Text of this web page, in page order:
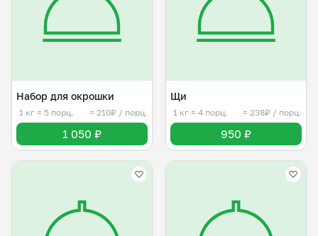
Набор для окрошки
1 кг ≈ 5 порц. ≈ 210₽ / порц.
1 050 ₽
Щи
1 кг ≈ 4 порц. ≈ 238₽ / порц.
950 ₽